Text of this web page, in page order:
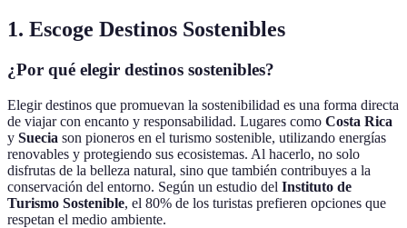
1. Escoge Destinos Sostenibles
¿Por qué elegir destinos sostenibles?
Elegir destinos que promuevan la sostenibilidad es una forma directa
de viajar con encanto y responsabilidad. Lugares como Costa Rica
y Suecia son pioneros en el turismo sostenible, utilizando energías
renovables y protegiendo sus ecosistemas. Al hacerlo, no solo
disfrutas de la belleza natural, sino que también contribuyes a la
conservación del entorno. Según un estudio del Instituto de
Turismo Sostenible, el 80% de los turistas prefieren opciones que
respetan el medio ambiente.